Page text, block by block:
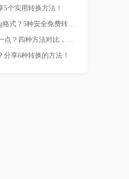
5个实用转换方法！
png是什么格式 怎么转jpg格式？5种安全免费转换方法全解析！
怎么把pdf文件大小变小一点？四种方法对比，一看就懂！
享6种转换的方法！